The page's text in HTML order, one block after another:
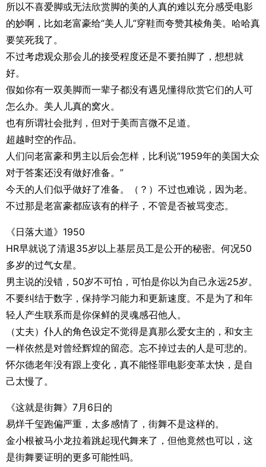
所以不喜爱脚或无法欣赏脚的美的人真的难以充分感受电影
的妙啊，比如老富豪给“美人儿”穿鞋而夸赞其棱角美。哈哈真
要笑死我了。
不过考虑观众那会儿的接受程度还是不要拍脚了，想想就
好。
假如你有一双美脚而一辈子都没有遇见懂得欣赏它们的人可
怎么办。美人儿真的窝火。
也有所谓社会批判，但对于美而言微不足道。
超越时空的作品。
人们问老富豪和男主以后会怎样，比利说“1959年的美国大众
对于答案还没有做好准备。”
今天的人们似乎做好了准备。（？）不过也难说，因为老。
不过那是老富豪都应该有的样子，不管是否被骂变态。
《日落大道》1950
HR早就说了清退35岁以上基层员工是公开的秘密。何况50
多岁的过气女星。
男主说的没错，50岁不可怕，可怕是你以为自己永远25岁。
不要纠结于数字，保持学习能力和更新速度。不是为了和年
轻人产生联系而是你保鲜的灵魂感召他人。
（丈夫）仆人的角色设定不觉得是真那么爱女主的，和女主
一样依然是对曾经辉煌的留恋。忘不掉过去的人是可悲的。
怀尔德老年没有跟上变化，真不能怪罪电影变革太快，是自
己太慢了。
《这就是街舞》7月6日的
易烊千玺跑偏严重，太多感情了，街舞不是这样的。
金小根被马小龙拉着跳起现代舞来了，但他竟然也可以，这
是街舞要证明的更多可能性吗。